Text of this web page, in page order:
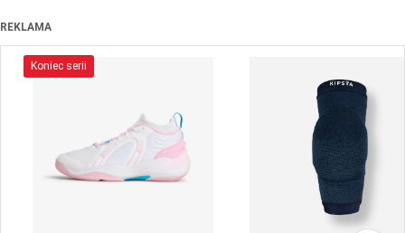
REKLAMA
Koniec serii